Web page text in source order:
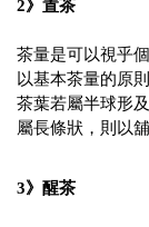
2》置茶
茶量是可以視乎
以基本茶量的原則
茶葉若屬半球形
屬長條狀，則以
3》醒茶